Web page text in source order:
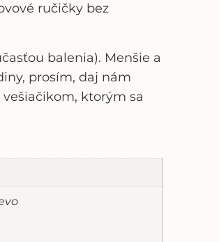
ručičky bez
balenia). Menšie a
prosím, daj nám
ktorým sa